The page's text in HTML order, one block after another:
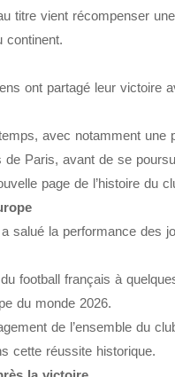
titre vient récompenser
continent.
ont partagé leur victoire
avec notamment une
Paris, avant de se
page de l’histoire du
salué la performance des
football français à
du monde 2026.
de l’ensemble du
cette réussite historique.